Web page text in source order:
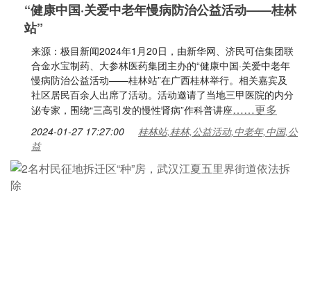
“健康中国·关爱中老年慢病防治公益活动——桂林
站”
来源：极目新闻2024年1月20日，由新华网、济民可信集团联
合金水宝制药、大参林医药集团主办的“健康中国·关爱中老年
慢病防治公益活动——桂林站”在广西桂林举行。相关嘉宾及
社区居民百余人出席了活动。活动邀请了当地三甲医院的内分
泌专家，围绕“三高引发的慢性肾病”作科普讲座……更多
2024-01-27 17:27:00
桂林站,桂林,公益活动,中老年,中国,公
益